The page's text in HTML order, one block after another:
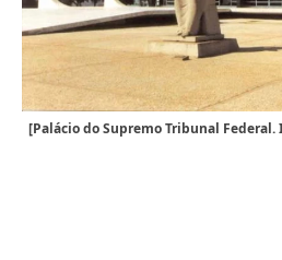
[Palácio do Supremo Tribunal Federal.